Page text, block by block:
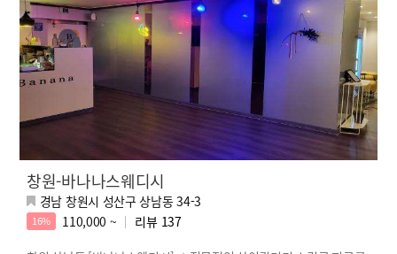
창원-바나나스웨디시
경남 창원시 성산구 상남동 34-3
16% 110,000 ~ 리뷰 137